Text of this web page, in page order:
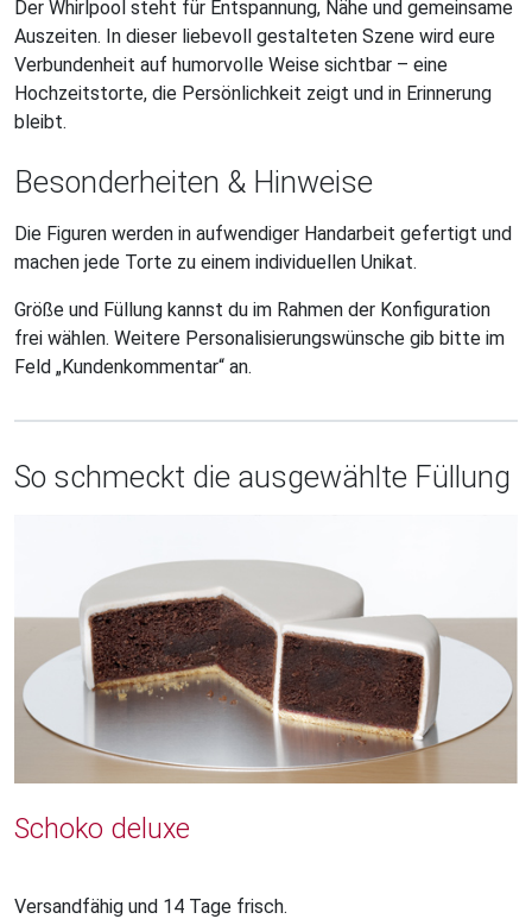
Der Whirlpool steht für Entspannung, Nähe und gemeinsame
Auszeiten. In dieser liebevoll gestalteten Szene wird eure
Verbundenheit auf humorvolle Weise sichtbar – eine
Hochzeitstorte, die Persönlichkeit zeigt und in Erinnerung
bleibt.
Besonderheiten & Hinweise
Die Figuren werden in aufwendiger Handarbeit gefertigt und
machen jede Torte zu einem individuellen Unikat.
Größe und Füllung kannst du im Rahmen der Konfiguration
frei wählen. Weitere Personalisierungswünsche gib bitte im
Feld „Kundenkommentar“ an.
So schmeckt die ausgewählte Füllung
Schoko deluxe
Versandfähig und 14 Tage frisch.